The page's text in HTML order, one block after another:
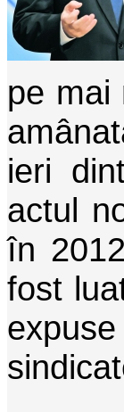
pe mai
ieri
actul
în
fost